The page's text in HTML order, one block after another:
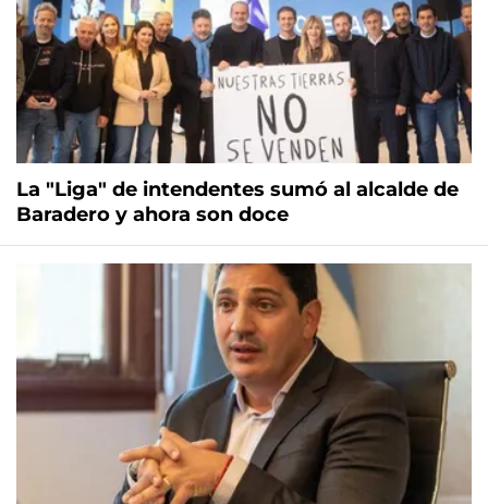
La "Liga" de intendentes sumó al alcalde de
Baradero y ahora son doce